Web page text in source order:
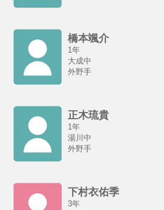
橋本颯介
1年
大成中
外野手
正木琉貴
1年
湯川中
外野手
下村衣佑季
3年